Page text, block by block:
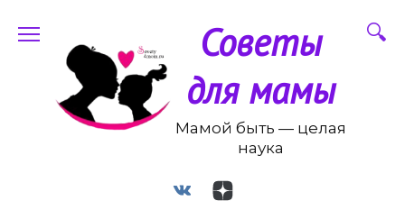
содержанию
Советы
для мамы
Мамой быть — целая
наука